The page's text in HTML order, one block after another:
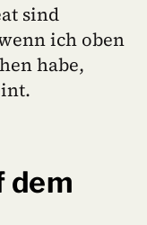
sind
ich oben
habe,
dem